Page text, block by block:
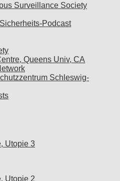
Surveillance Society
Podcast
Queens Univ, CA
Schleswig-
Utopie 3
Utopie 2